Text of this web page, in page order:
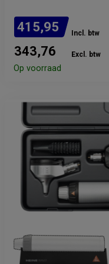
415,95 Incl. btw
343,76 Excl. btw
Op voorraad